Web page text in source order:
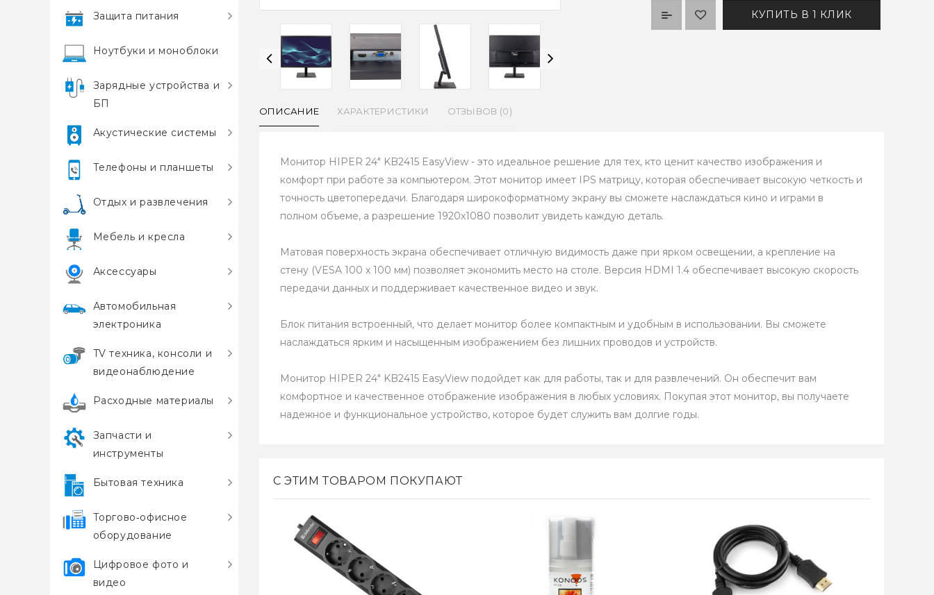
Защита питания
Ноутбуки и моноблоки
Зарядные устройства и
БП
Акустические системы
Телефоны и планшеты
Отдых и развлечения
Мебель и кресла
Аксессуары
Автомобильная
электроника
TV техника, консоли и
видеонаблюдение
Расходные материалы
Запчасти и
инструменты
Бытовая техника
Торгово‑офисное
оборудование
Цифровое фото и
видео
КУПИТЬ В 1 КЛИК
ОПИСАНИЕ ХАРАКТЕРИСТИКИ ОТЗЫВОВ (0)
Монитор HIPER 24" KB2415 EasyView - это идеальное решение для тех, кто ценит качество изображения и
комфорт при работе за компьютером. Этот монитор имеет IPS матрицу, которая обеспечивает высокую четкость и
точность цветопередачи. Благодаря широкоформатному экрану вы сможете наслаждаться кино и играми в
полном объеме, а разрешение 1920x1080 позволит увидеть каждую деталь.
Матовая поверхность экрана обеспечивает отличную видимость даже при ярком освещении, а крепление на
стену (VESA 100 x 100 мм) позволяет экономить место на столе. Версия HDMI 1.4 обеспечивает высокую скорость
передачи данных и поддерживает качественное видео и звук.
Блок питания встроенный, что делает монитор более компактным и удобным в использовании. Вы сможете
наслаждаться ярким и насыщенным изображением без лишних проводов и устройств.
Монитор HIPER 24" KB2415 EasyView подойдет как для работы, так и для развлечений. Он обеспечит вам
комфортное и качественное отображение изображения в любых условиях. Покупая этот монитор, вы получаете
надежное и функциональное устройство, которое будет служить вам долгие годы.
С ЭТИМ ТОВАРОМ ПОКУПАЮТ